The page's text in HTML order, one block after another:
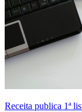
Receita publica 1ª